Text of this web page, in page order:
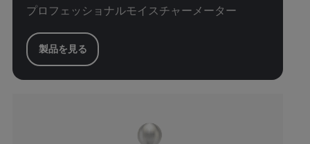
プロフェッショナルモイスチャーメーター
製品を見る